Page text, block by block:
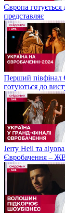
Європа
представляє
Перший півфінал
готуються до
Jerry Heil та
Євробачення –